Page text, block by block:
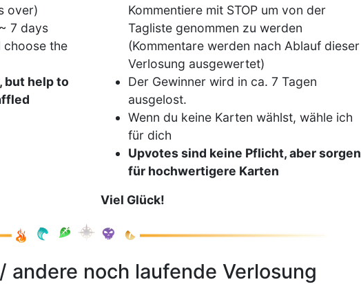
over)
7 days
choose the
but help to
Kommentiere mit STOP um von der
Tagliste genommen zu werden
(Kommentare werden nach Ablauf dieser
Verlosung ausgewertet)
Der Gewinner wird in ca. 7 Tagen
ausgelost.
Wenn du keine Karten wählst, wähle ich
für dich
Upvotes sind keine Pflicht, aber sorgen
für hochwertigere Karten
Viel Glück!
noch laufende Verlosung